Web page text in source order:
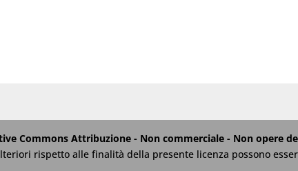
Commons Attribuzione - Non commerciale - Non opere
rispetto alle finalità della presente licenza possono